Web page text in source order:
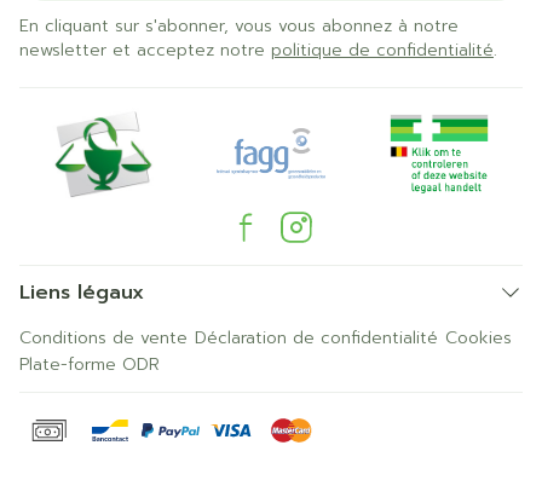
En cliquant sur s'abonner, vous vous abonnez à notre
newsletter et acceptez notre politique de confidentialité.
Liens légaux
Conditions de vente Déclaration de confidentialité Cookies
Plate-forme ODR